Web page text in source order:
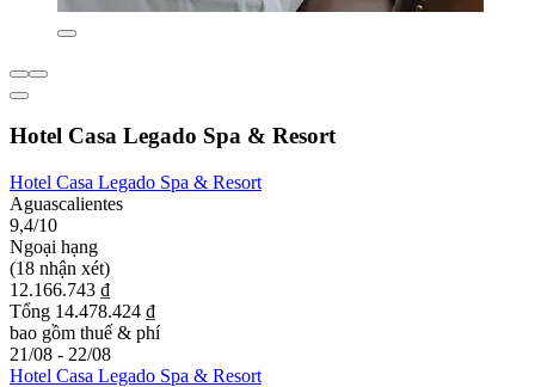
Hotel Casa Legado Spa & Resort
Hotel Casa Legado Spa & Resort
Aguascalientes
9,4/10
Ngoại hạng
(18 nhận xét)
12.166.743 ₫
Tổng 14.478.424 ₫
bao gồm thuế & phí
21/08 - 22/08
Hotel Casa Legado Spa & Resort